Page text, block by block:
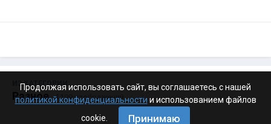
ИЗ КАТЕГОРИИ:
Разное · 4 199 изображений
Продолжая использовать сайт, вы соглашаетесь с нашей
политикой конфиденциальности и использованием файлов
cookie.
Принимаю